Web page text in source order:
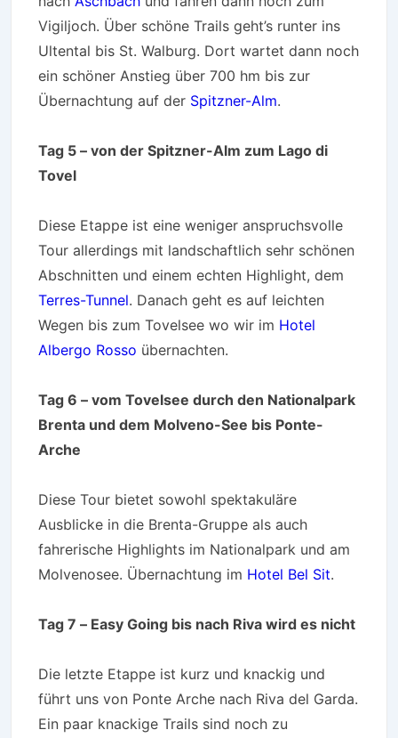
Vigiljoch. Über schöne Trails geht’s runter ins
Ultental bis St. Walburg. Dort wartet dann noch
ein schöner Anstieg über 700 hm bis zur
Übernachtung auf der Spitzner-Alm.
Tag 5 – von der Spitzner-Alm zum Lago di
Tovel
Diese Etappe ist eine weniger anspruchsvolle
Tour allerdings mit landschaftlich sehr schönen
Abschnitten und einem echten Highlight, dem
Terres-Tunnel. Danach geht es auf leichten
Wegen bis zum Tovelsee wo wir im Hotel
Albergo Rosso übernachten.
Tag 6 – vom Tovelsee durch den Nationalpark
Brenta und dem Molveno-See bis Ponte-
Arche
Diese Tour bietet sowohl spektakuläre
Ausblicke in die Brenta-Gruppe als auch
fahrerische Highlights im Nationalpark und am
Molvenosee. Übernachtung im Hotel Bel Sit.
Tag 7 – Easy Going bis nach Riva wird es nicht
Die letzte Etappe ist kurz und knackig und
führt uns von Ponte Arche nach Riva del Garda.
Ein paar knackige Trails sind noch zu